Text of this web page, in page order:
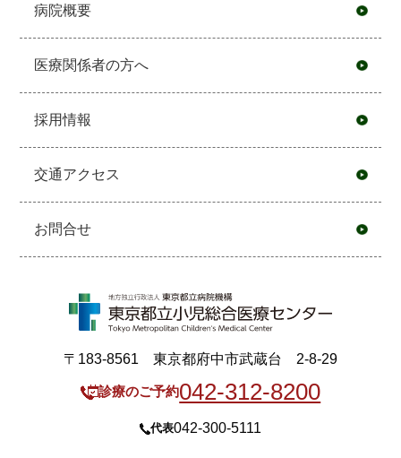
病院概要
医療関係者の方へ
採用情報
交通アクセス
お問合せ
〒183-8561 東京都府中市武蔵台 2-8-29
診療のご予約042-312-8200
代表042-300-5111